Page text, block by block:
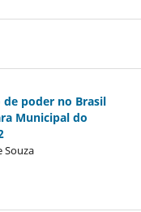
de poder no Brasil
Municipal do
Souza